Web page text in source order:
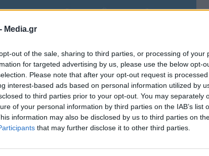
Media.gr
out of the sale, sharing to third parties, or processing of your
for targeted advertising by us, please use the below opt-
Please note that after your opt-out request is
interest-based ads based on personal information utilized by
to third parties prior to your opt-out. You may separately
of your personal information by third parties on the IAB’s list
information may also be disclosed by us to third parties on
that may further disclose it to other third parties.